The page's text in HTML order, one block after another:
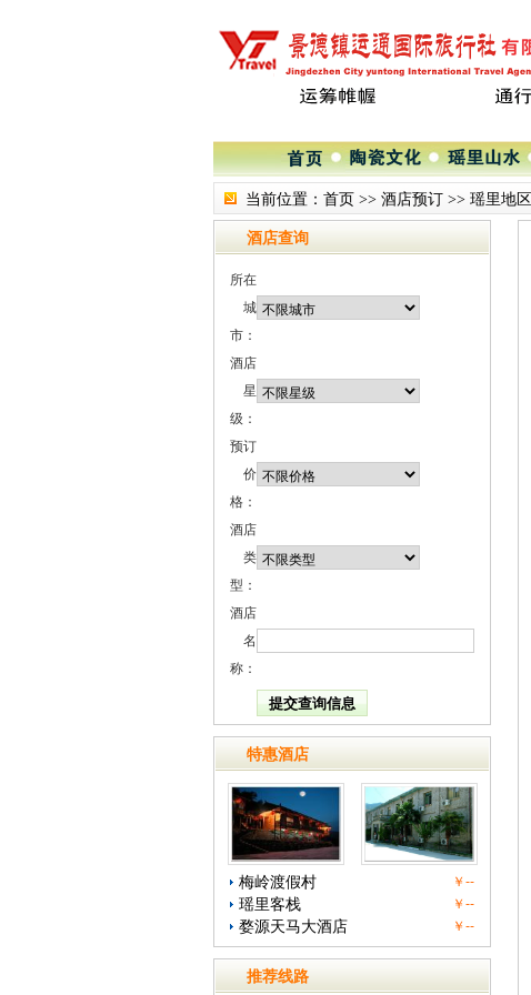
当前位置： 首页 >> 酒店预订 >> 瑶里地区
酒店查询
所在
城
市：
酒店
星
级：
预订
价
格：
酒店
类
型：
酒店
名
称：
特惠酒店
梅岭渡假村 ￥--
瑶里客栈 ￥--
婺源天马大酒店 ￥--
推荐线路